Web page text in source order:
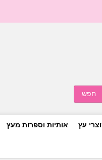
עץ אותיות וספרות מעץ